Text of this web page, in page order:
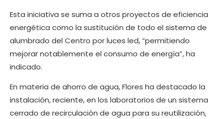
Esta iniciativa se suma a otros proyectos de eficiencia
energética como la sustitución de todo el sistema de
alumbrado del Centro por luces led, “permitiendo
mejorar notablemente el consumo de energía”, ha
indicado.
En materia de ahorro de agua, Flores ha destacado la
instalación, reciente, en los laboratorios de un sistema
cerrado de recirculación de agua para su reutilización,